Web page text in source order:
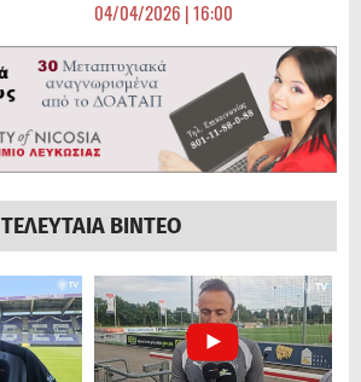
04/04/2026 | 16:00
ΤΕΛΕΥΤΑΙΑ ΒΙΝΤΕΟ